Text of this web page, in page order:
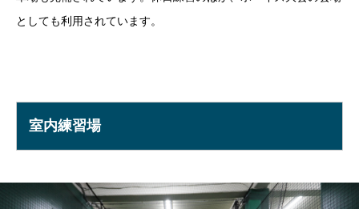
としても利用されています。
室内練習場